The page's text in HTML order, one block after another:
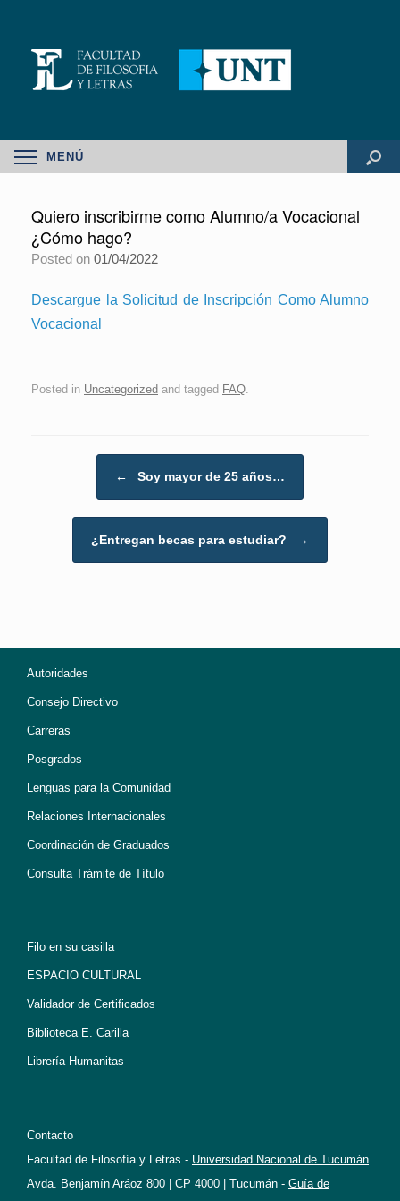
MENÚ
Quiero inscribirme como Alumno/a Vocacional
¿Cómo hago?
Posted on 01/04/2022
Descargue la Solicitud de Inscripción Como Alumno
Vocacional
Posted in Uncategorized and tagged FAQ
← Soy mayor de 25 años…
¿Entregan becas para estudiar? →
Autoridades
Consejo Directivo
Carreras
Posgrados
Lenguas para la Comunidad
Relaciones Internacionales
Coordinación de Graduados
Consulta Trámite de Título
Filo en su casilla
ESPACIO CULTURAL
Validador de Certificados
Biblioteca E. Carilla
Librería Humanitas
Contacto
Facultad de Filosofía y Letras - Universidad Nacional de Tucumán
Avda. Benjamín Aráoz 800 | CP 4000 | Tucumán - Guía de